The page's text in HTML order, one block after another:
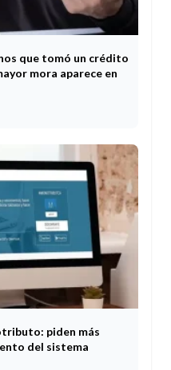
que tomó un crédito
mora aparece en
piden más
del sistema